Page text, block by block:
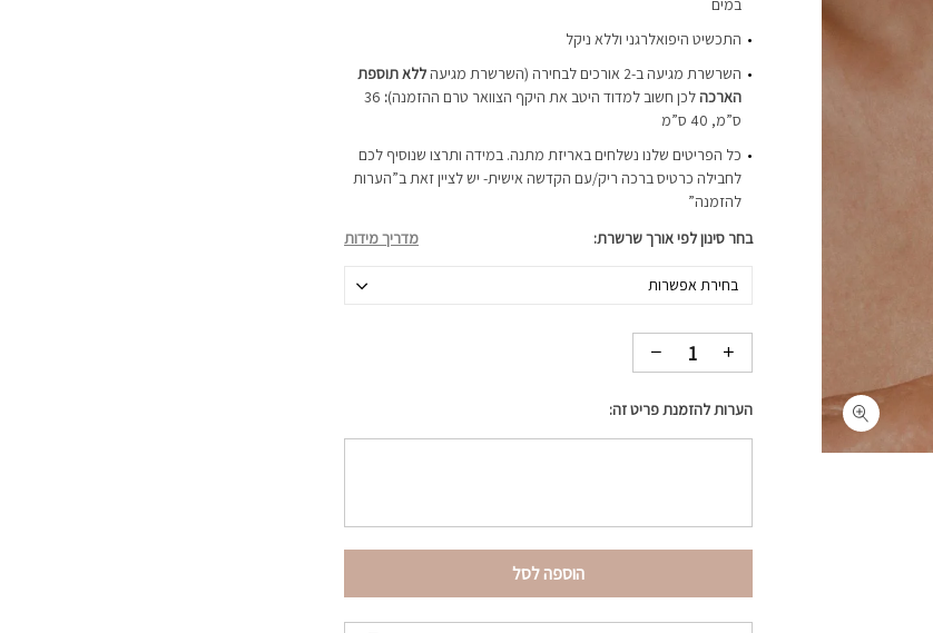
במים
התכשיט היפואלרגני וללא ניקל
השרשרת מגיעה ב-2 אורכים לבחירה (השרשרת מגיעה
ללא תוספת
הארכהלכן חשוב למדוד היטב את היקף הצוואר טרם ההזמנה):
36
ס”מ, 40 ס”מ
כל הפריטים שלנו נשלחים באריזת מתנה. במידה ותרצו שנוסיף לכם
לחבילה כרטיס ברכה ריק/עם הקדשה אישית- יש לציין זאת ב”הערות
להזמנה”
בחר סינון לפי אורך שרשרת
מדריך מידות
בחירת אפשרות
הערות להזמנת פריט זה:
הוספה לסל